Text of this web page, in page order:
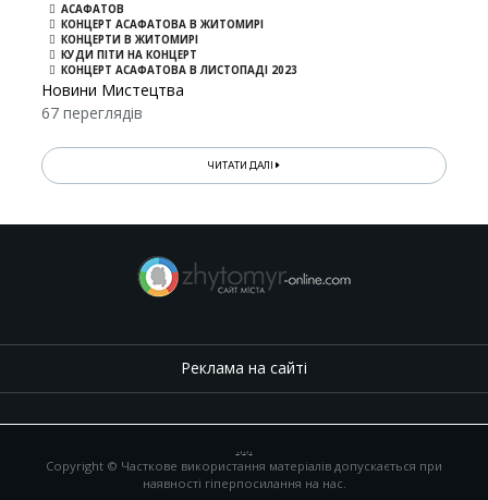
АСАФАТОВ
КОНЦЕРТ АСАФАТОВА В ЖИТОМИРІ
КОНЦЕРТИ В ЖИТОМИРІ
КУДИ ПІТИ НА КОНЦЕРТ
КОНЦЕРТ АСАФАТОВА В ЛИСТОПАДІ 2023
Новини Мистецтва
67 переглядів
ЧИТАТИ ДАЛІ
Реклама на сайті
, ,
Copyright © Часткове використання матеріалів допускається при
наявності гіперпосилання на нас.